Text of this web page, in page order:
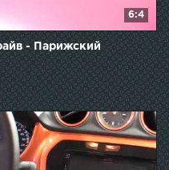
6:4
- Парижский